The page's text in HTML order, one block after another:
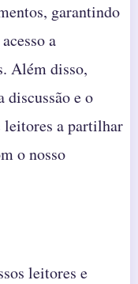
garantindo
a
Além disso,
discussão e o
leitores a partilhar
o nosso
leitores e